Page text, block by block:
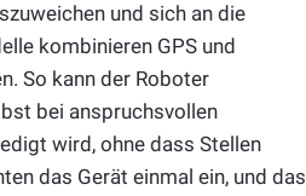
und sich an die
kombinieren GPS und
So kann der Roboter
bei anspruchsvollen
wird, ohne dass Stellen
das Gerät einmal ein, und das